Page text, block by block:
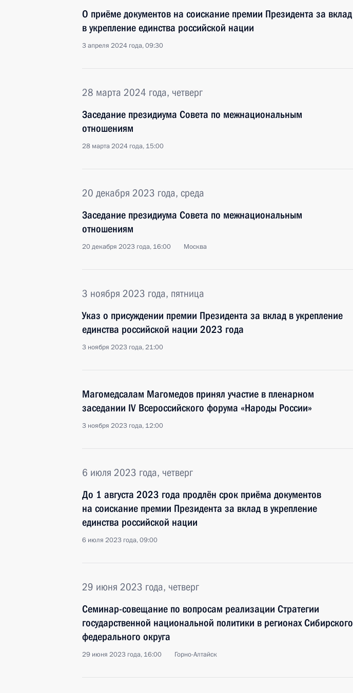
О приёме документов на соискание премии Президента за вклад
в укрепление единства российской нации
3 апреля 2024 года, 09:30
28 марта 2024 года, четверг
Заседание президиума Совета по межнациональным
отношениям
28 марта 2024 года, 15:00
20 декабря 2023 года, среда
Заседание президиума Совета по межнациональным
отношениям
20 декабря 2023 года, 16:00 Москва
3 ноября 2023 года, пятница
Указ о присуждении премии Президента за вклад в укрепление
единства российской нации 2023 года
3 ноября 2023 года, 21:00
Магомедсалам Магомедов принял участие в пленарном
заседании IV Всероссийского форума «Народы России»
3 ноября 2023 года, 12:00
6 июля 2023 года, четверг
До 1 августа 2023 года продлён срок приёма документов
на соискание премии Президента за вклад в укрепление
единства российской нации
6 июля 2023 года, 09:00
29 июня 2023 года, четверг
Семинар-совещание по вопросам реализации Стратегии
государственной национальной политики в регионах Сибирского
федерального округа
29 июня 2023 года, 16:00 Горно-Алтайск